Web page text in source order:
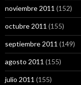
noviembre 2011 (152)
octubre 2011 (155)
septiembre 2011 (149)
agosto 2011 (155)
julio 2011 (155)